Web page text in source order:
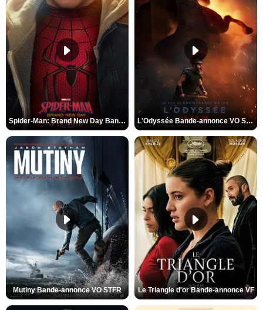
Spider-Man: Brand New Day Bande-annonce VO STFR L'Odyssée Bande-annonce VO STFR
Mutiny Bande-annonce VO STFR Le Triangle d'or Bande-annonce VF